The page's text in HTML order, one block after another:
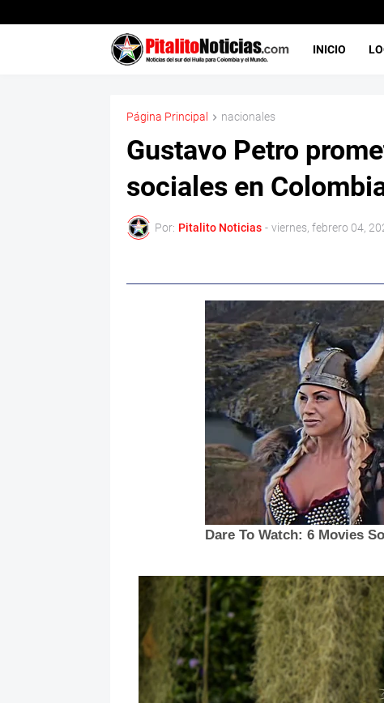
INICIO
Página Principal nacionales
Gustavo Petro
sociales en
Por: Pitalito Noticias - viernes, febrero 04,